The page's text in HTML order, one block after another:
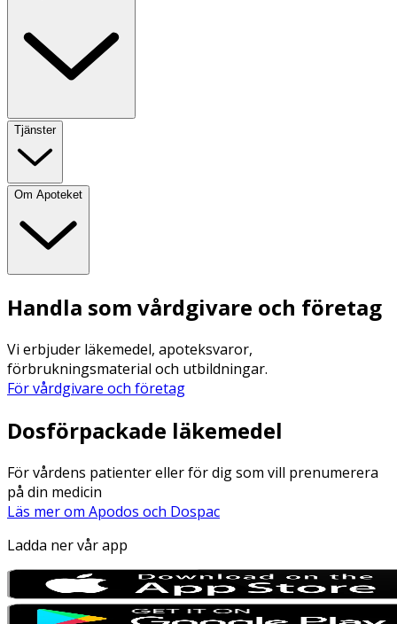
Tjänster
Om Apoteket
Handla som vårdgivare och företag
Vi erbjuder läkemedel, apoteksvaror,
förbrukningsmaterial och utbildningar.
För vårdgivare och företag
Dosförpackade läkemedel
För vårdens patienter eller för dig som vill prenumerera
på din medicin
Läs mer om Apodos och Dospac
Ladda ner vår app